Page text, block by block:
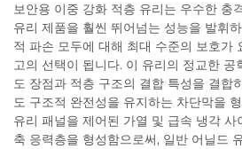
보안용 이중 강화 적층 유리는 우수한 충
유리 제품을 훨씬 뛰어넘는 성능을 발휘
적 파손 모두에 대해 최대 수준의 보호가
고의 선택이 됩니다. 이 유리의 정교한
도 장점과 적층 구조의 결합 특성을 결합
도 구조적 완전성을 유지하는 차단막을
유리 패널을 제어된 가열 및 급속 냉각
축 응력층을 형성함으로써, 일반 어닐드